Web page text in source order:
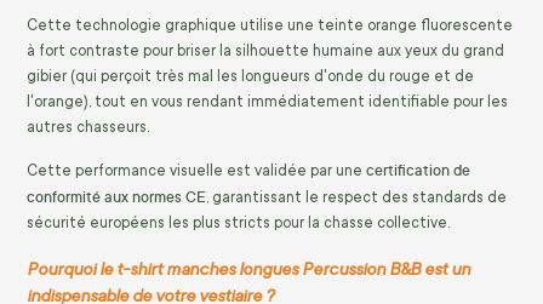
Cette technologie graphique utilise une teinte orange fluorescente
à fort contraste pour briser la silhouette humaine aux yeux du grand
gibier (qui perçoit très mal les longueurs d'onde du rouge et de
l'orange), tout en vous rendant immédiatement identifiable pour les
autres chasseurs.
Cette performance visuelle est validée par une certification de
conformité aux normes CE , garantissant le respect des standards de
sécurité européens les plus stricts pour la chasse collective.
Pourquoi le t-shirt manches longues Percussion B&B est un
indispensable de votre vestiaire ?